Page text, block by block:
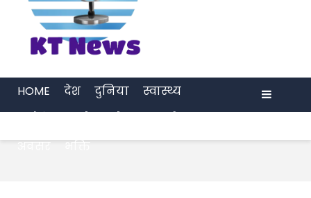
HOME देश दुनिया
स्वास्थ्य
अवसर
भक्ति